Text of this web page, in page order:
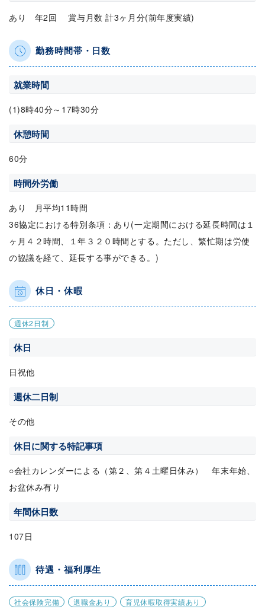
あり 年2回 賞与月数 計3ヶ月分(前年度実績)
勤務時間帯・日数
就業時間
(1)8時40分～17時30分
休憩時間
60分
時間外労働
あり 月平均11時間
36協定における特別条項：あり(一定期間における延長時間は１
ヶ月４２時間、１年３２０時間とする。ただし、繁忙期は労使
の協議を経て、延長する事ができる。)
休日・休暇
週休2日制
休日
日祝他
週休二日制
その他
休日に関する特記事項
○会社カレンダーによる（第２、第４土曜日休み） 年末年始、
お盆休み有り
年間休日数
107日
待遇・福利厚生
社会保険完備 退職金あり
育児休暇取得実績あり